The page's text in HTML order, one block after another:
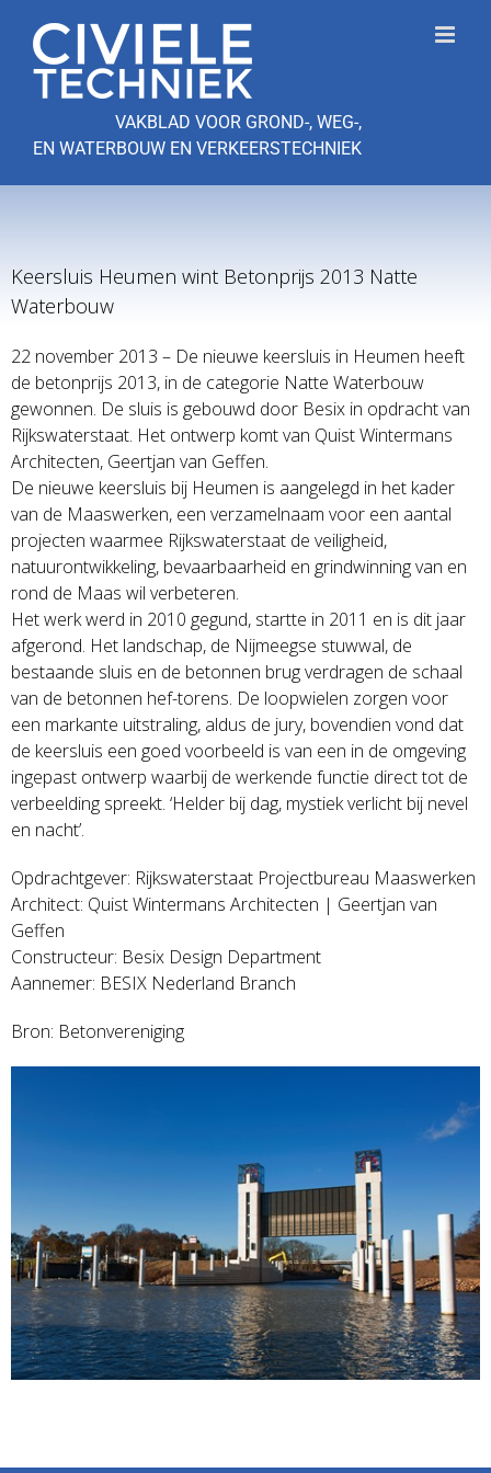
naar
inhoud
VAKBLAD VOOR GROND-, WEG-,
EN WATERBOUW EN VERKEERSTECHNIEK
Keersluis Heumen wint Betonprijs 2013 Natte
Waterbouw
22 november 2013 – De nieuwe keersluis in Heumen heeft
de betonprijs 2013, in de categorie Natte Waterbouw
gewonnen. De sluis is gebouwd door Besix in opdracht van
Rijkswaterstaat. Het ontwerp komt van Quist Wintermans
Architecten, Geertjan van Geffen.
De nieuwe keersluis bij Heumen is aangelegd in het kader
van de Maaswerken, een verzamelnaam voor een aantal
projecten waarmee Rijkswaterstaat de veiligheid,
natuurontwikkeling, bevaarbaarheid en grindwinning van en
rond de Maas wil verbeteren.
Het werk werd in 2010 gegund, startte in 2011 en is dit jaar
afgerond. Het landschap, de Nijmeegse stuwwal, de
bestaande sluis en de betonnen brug verdragen de schaal
van de betonnen hef-torens. De loopwielen zorgen voor
een markante uitstraling, aldus de jury, bovendien vond dat
de keersluis een goed voorbeeld is van een in de omgeving
ingepast ontwerp waarbij de werkende functie direct tot de
verbeelding spreekt. ‘Helder bij dag, mystiek verlicht bij nevel
en nacht’.
Opdrachtgever: Rijkswaterstaat Projectbureau Maaswerken
Architect: Quist Wintermans Architecten | Geertjan van
Geffen
Constructeur: Besix Design Department
Aannemer: BESIX Nederland Branch
Bron: Betonvereniging